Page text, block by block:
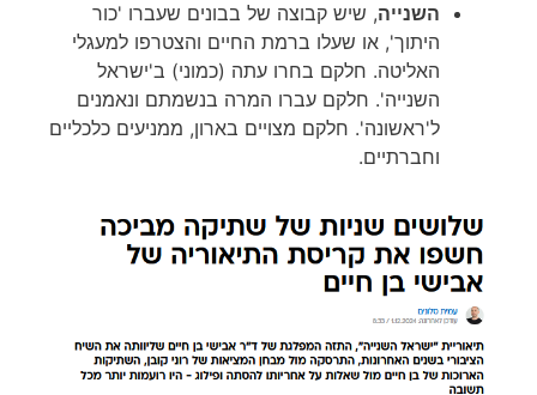
השנייה, שיש קבוצה של בבונים שעברו 'כור
היתוך', או שעלו ברמת החיים והצטרפו למעגלי
האליטה. חלקם בחרו עתה (כמוני) ב'ישראל
השנייה'. חלקם עברו המרה בנשמתם ונאמנים
ל'ראשונה'. חלקם מצויים בארון, ממניעים כלכליים
וחברתיים.